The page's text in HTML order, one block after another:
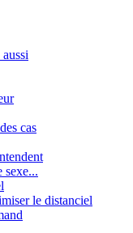
cas
sexe...
le distanciel